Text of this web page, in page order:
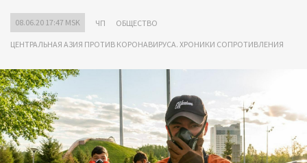
08.06.20 17:47 MSK ЧП ОБЩЕСТВО
ЦЕНТРАЛЬНАЯ АЗИЯ ПРОТИВ КОРОНАВИРУСА. ХРОНИКИ СОПРОТИВЛЕНИЯ